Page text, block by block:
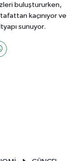
buluştururken,
kaçınıyor ve
sunuyor.